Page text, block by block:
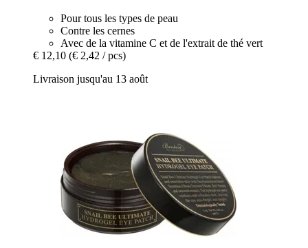
Pour tous les types de peau
Contre les cernes
Avec de la vitamine C et de l'extrait de thé vert
€ 12,10 (€ 2,42 / pcs)
Livraison jusqu'au 13 août